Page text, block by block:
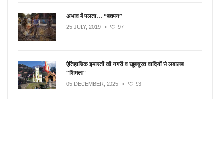
अभाव में पलता… “बचपन”
25 JULY, 2019 • 97
ऐतिहासिक इमारतों की नगरी व खूबसूरत वादियों से लबालब
“शिमला”
05 DECEMBER, 2025 • 93